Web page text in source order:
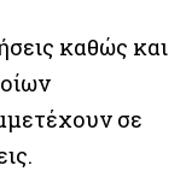
καθώς και
σε